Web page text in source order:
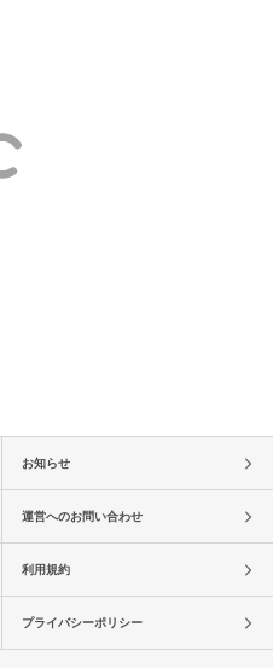
お知らせ
運営へのお問い合わせ
利用規約
プライバシーポリシー